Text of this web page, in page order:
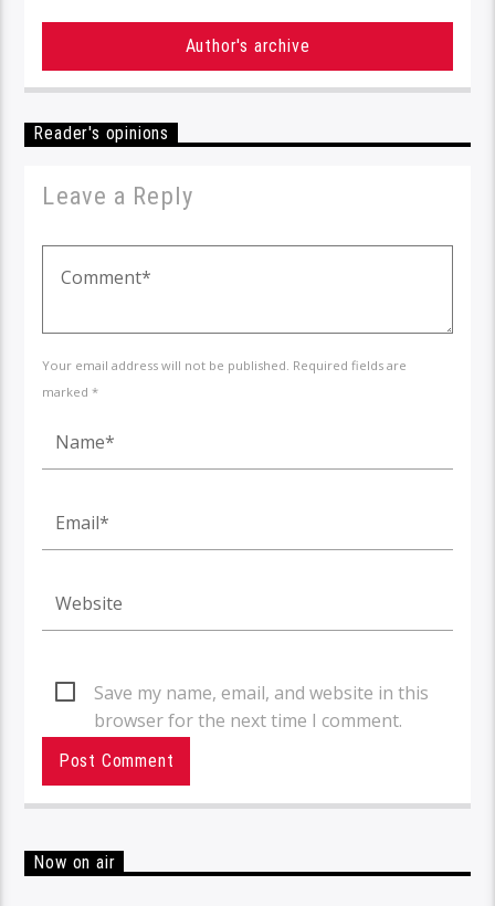
Author's archive
Reader's opinions
Leave a Reply
Your email address will not be published. Required fields are
marked *
Save my name, email, and website in this
browser for the next time I comment.
Now on air